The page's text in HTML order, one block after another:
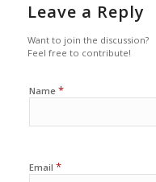
Leave a Reply
Want to join the discussion?
Feel free to contribute!
Name *
Email *